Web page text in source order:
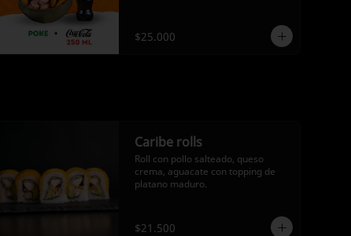
$25.000
Caribe rolls
Roll con pollo salteado, queso
crema, aguacate con topping de
platano maduro.
$21.500